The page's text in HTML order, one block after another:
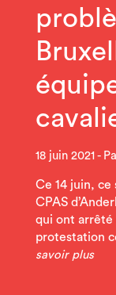
18 juin 2021
Ce 14 juin,
CPAS
qui ont arrêté
protestation
savoir plus